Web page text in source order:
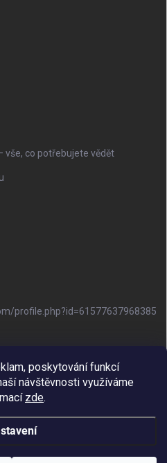
poskytování funkcí
návštěvnosti využíváme
zde.
vše, co potřebujete vědět
profile.php?id=61577637968385
Shoptet
cookies